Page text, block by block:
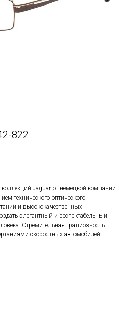
822
Jaguar от немецкой компании
технического оптического
и высококачественных
элегантный и респектабельный
Стремительная грациозность
скоростных автомобилей.